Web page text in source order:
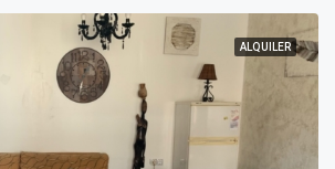
ALQUILER